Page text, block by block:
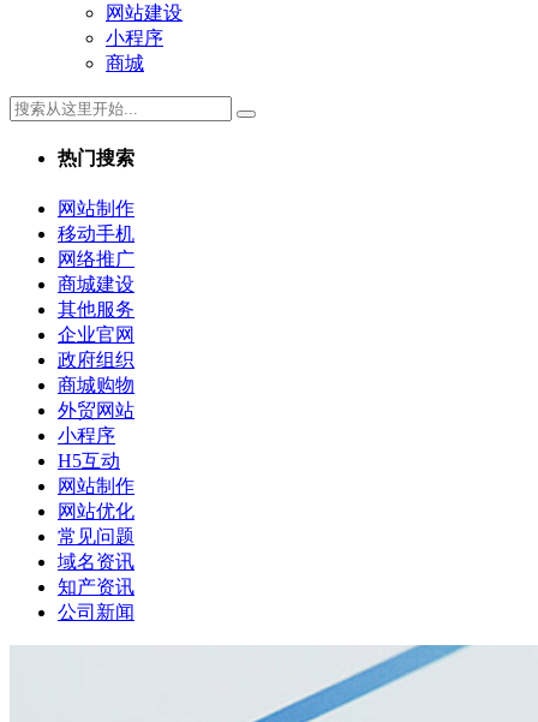
网站建设
小程序
商城
热门搜索
网站制作
移动手机
网络推广
商城建设
其他服务
企业官网
政府组织
商城购物
外贸网站
小程序
H5互动
网站制作
网站优化
常见问题
域名资讯
知产资讯
公司新闻